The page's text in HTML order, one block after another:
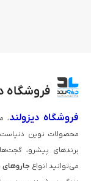
فروشگاه
فروشگاه دیزولند،
محصولات نوین
برندهای پیشرو،
می‌توانید انواع جاروهای